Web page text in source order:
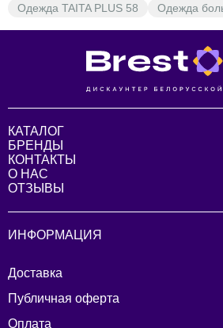
Одежда TAITA PLUS 58
Одежда
КАТАЛОГ
БРЕНДЫ
КОНТАКТЫ
О НАС
ОТЗЫВЫ
ИНФОРМАЦИЯ
Доставка
Публичная оферта
Оплата